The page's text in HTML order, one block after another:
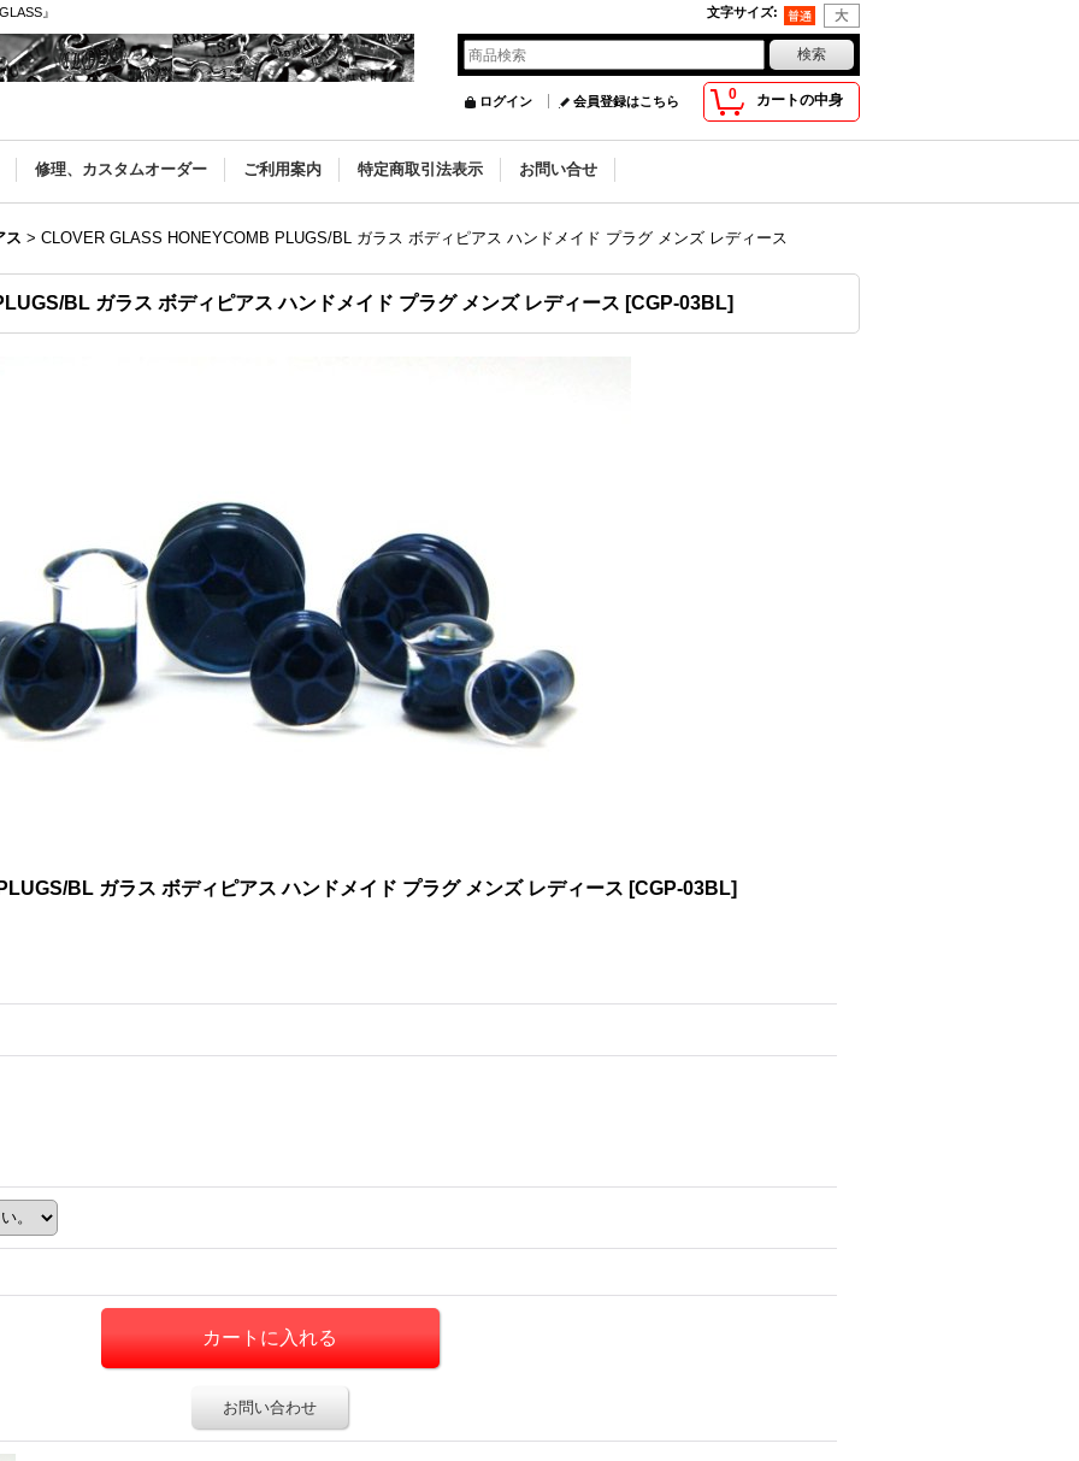
』 文字サイズ:
0 カートの中身
ログイン 会員登録はこちら
修理、カスタムオーダー ご利用案内 特定商取引法表示 お問い合せ
ス > CLOVER GLASS HONEYCOMB PLUGS/BL ガラス ボディピアス ハンドメイド プラグ メンズ レディース
BL ガラス ボディピアス ハンドメイド プラグ メンズ レディース [CGP-03BL]
BL ガラス ボディピアス ハンドメイド プラグ メンズ レディース [CGP-03BL]
お問い合わせ